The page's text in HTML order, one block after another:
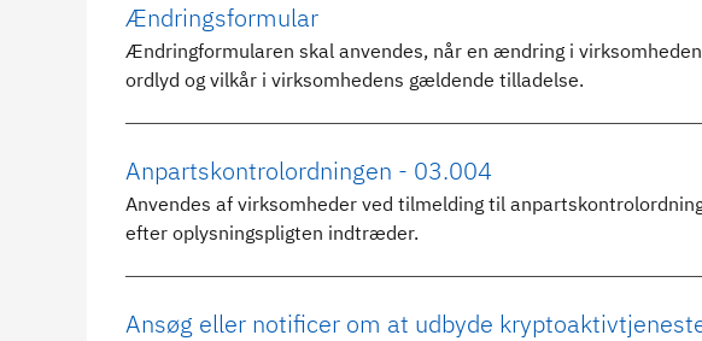
Ændringsformular
Ændringformularen skal anvendes, når en ændring i
ordlyd og vilkår i virksomhedens gældende tilladelse.
Anpartskontrolordningen - 03.004
Anvendes af virksomheder ved tilmelding til
efter oplysningspligten indtræder.
Ansøg eller notificer om at udbyde